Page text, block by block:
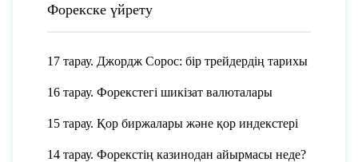
Форекске үйрету
17 тарау. Джордж Сорос: бір трейдердің тарихы
16 тарау. Форекстегі шикізат валюталары
15 тарау. Қор биржалары және қор индекстері
14 тарау. Форекстің казинодан айырмасы неде?